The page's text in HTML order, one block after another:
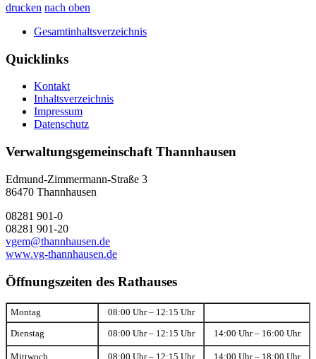
drucken nach oben
Gesamtinhaltsverzeichnis
Quicklinks
Kontakt
Inhaltsverzeichnis
Impressum
Datenschutz
Verwaltungsgemeinschaft Thannhausen
Edmund-Zimmermann-Straße 3
86470 Thannhausen
08281 901-0
08281 901-20
vgem@thannhausen.de
www.vg-thannhausen.de
Öffnungszeiten des Rathauses
Montag 08:00 Uhr – 12:15 Uhr
Dienstag 08:00 Uhr – 12:15 Uhr 14:00 Uhr – 16:00 Uhr